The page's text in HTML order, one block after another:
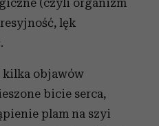
(czyli organizm
lęk
kilka objawów
bicie serca,
plam na szyi